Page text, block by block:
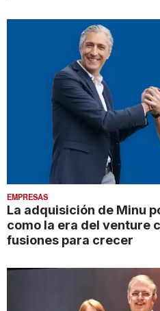
EMPRESAS
La adquisición de Minu
como la era del venture
fusiones para crecer